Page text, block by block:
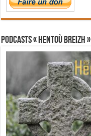
PODCASTS « Hentoù Breizh »